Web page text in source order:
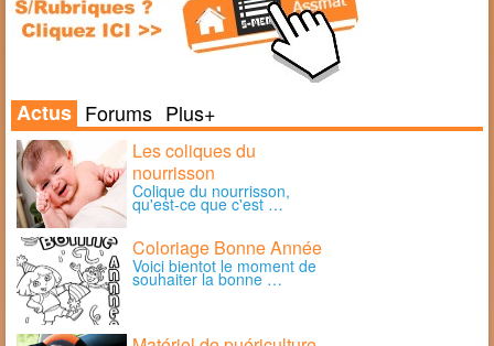
Actus Forums Plus+
Les coliques du
nourrisson
Colique du nourrisson,
qu'est-ce que c'est …
Coloriage Bonne Année
Voici bientot le moment de
souhaiter la bonne …